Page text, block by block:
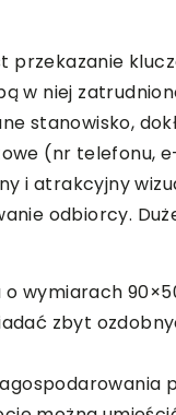
przekazanie
w niej
stanowisko,
(nr telefonu,
i atrakcyjny
odbiorcy.
wymiarach
zbyt